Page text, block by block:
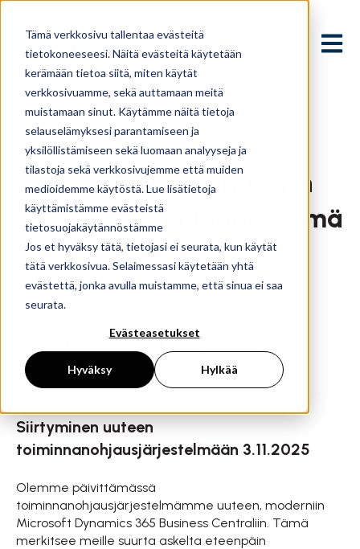
Tämä verkkosivu tallentaa evästeitä
tietokoneeseesi. Näitä evästeitä käytetään
kerämään tietoa siitä, miten käytät
verkkosivuamme, sekä auttamaan meitä
muistamaan sinut. Käytämme näitä tietoja
selauselämyksesi parantamiseen ja
yksilöllistämiseen sekä luomaan analyyseja ja
tilastoja sekä verkkosivujemme että muiden
medioidemme käytöstä. Lue lisätietoja
käyttämistämme evästeistä
tietosuojakäytännöstämme
Jos et hyväksy tätä, tietojasi ei seurata, kun käytät
tätä verkkosivua. Selaimessasi käytetään yhtä
evästettä, jonka avulla muistamme, että sinua ei saa
seurata.
Evästeasetukset
Hyväksy Hylkää
Avaa
Oct 28, 2025, 5:37:58 AM
Tiedote RCK Finland Oy:n
toiminnanohjausjärjestelmä
n muutoksesta
RCK Finland
Siirtyminen uuteen
toiminnanohjausjärjestelmään 3.11.2025
Olemme päivittämässä
toiminnanohjausjärjestelmämme uuteen, moderniin
Microsoft Dynamics 365 Business Centraliin. Tämä
merkitsee meille suurta askelta eteenpäin